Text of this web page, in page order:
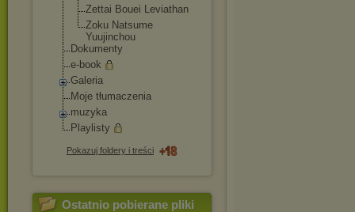
Zettai Bouei Leviathan
Zoku Natsume
Yuujinchou
Dokumenty
e-book
Galeria
Moje tłumaczenia
muzyka
Playlisty
Pokazuj foldery i treści
Ostatnio pobierane pliki